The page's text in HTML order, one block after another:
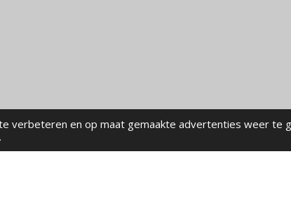
verbeteren en op maat gemaakte advertenties weer te